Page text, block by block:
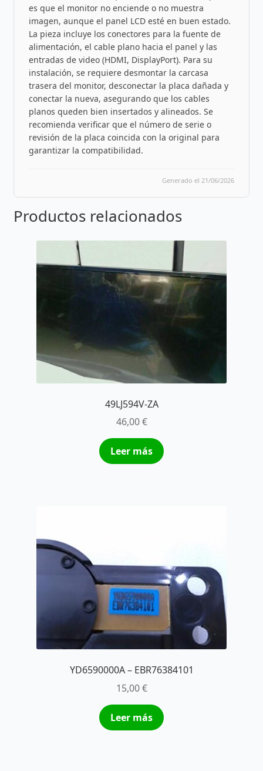
es que el monitor no enciende o no muestra
imagen, aunque el panel LCD esté en buen estado.
La pieza incluye los conectores para la fuente de
alimentación, el cable plano hacia el panel y las
entradas de video (HDMI, DisplayPort). Para su
instalación, se requiere desmontar la carcasa
trasera del monitor, desconectar la placa dañada y
conectar la nueva, asegurando que los cables
planos queden bien insertados y alineados. Se
recomienda verificar que el número de serie o
revisión de la placa coincida con la original para
garantizar la compatibilidad.
Generado el 21/06/2026
Productos relacionados
49LJ594V-ZA
46,00€
Leer más
YD6590000A – EBR76384101
15,00€
Leer más